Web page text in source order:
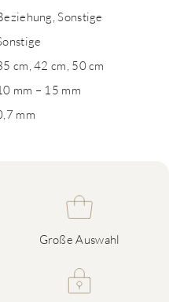
Sonstige
cm, 42 cm, 50 cm
mm – 15 mm
mm
Große Auswahl